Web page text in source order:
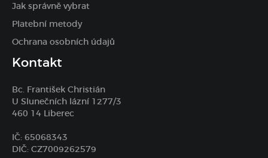
Jak správně vybrat
Platební metody
Ochrana osobních údajů
Kontakt
Bc. František Christián
U Slunečních lázní 1277/3
460 14 Liberec
IČ: 65068343
DIČ: CZ7009262579